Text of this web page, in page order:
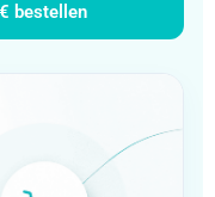
bestellen